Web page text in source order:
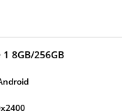
8GB/256GB